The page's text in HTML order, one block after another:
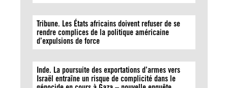
Tribune. Les États africains doivent refuser de se
rendre complices de la politique américaine
d’expulsions de force
Inde. La poursuite des exportations d’armes vers
Israël entraîne un risque de complicité dans le